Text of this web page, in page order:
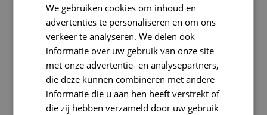
We gebruiken cookies om inhoud en
advertenties te personaliseren en om ons
verkeer te analyseren. We delen ook
informatie over uw gebruik van onze site
met onze advertentie- en analysepartners,
die deze kunnen combineren met andere
informatie die u aan hen heeft verstrekt of
die zij hebben verzameld door uw gebruik